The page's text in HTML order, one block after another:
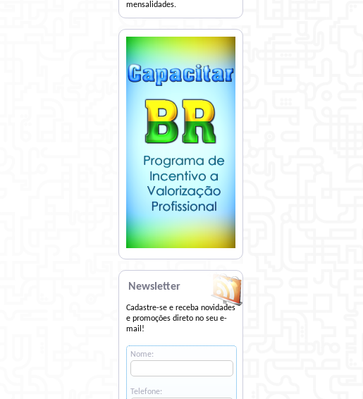
mensalidades.
Newsletter
Cadastre-se e receba novidades
e promoções direto no seu e-
mail!
Nome:
Telefone: